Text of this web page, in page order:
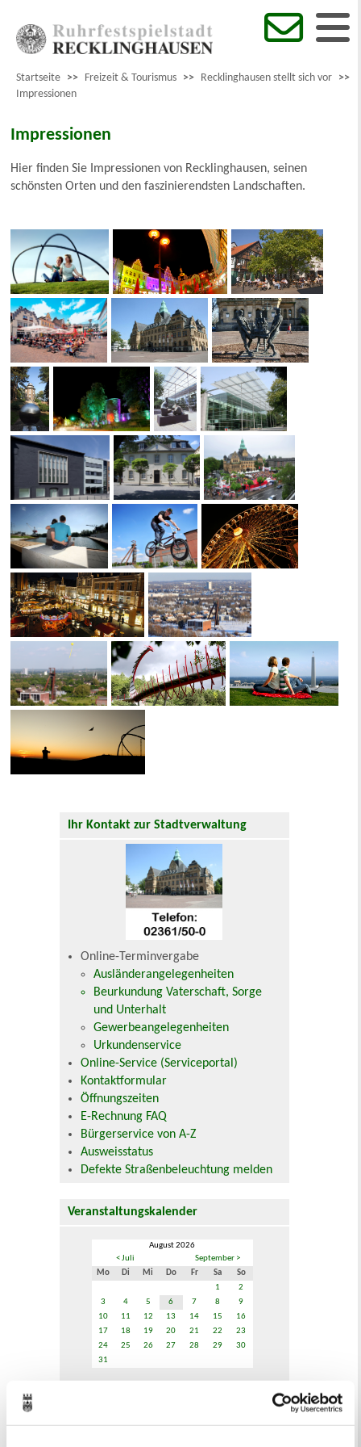
Startseite >> Freizeit & Tourismus >> Recklinghausen stellt sich vor >>
Impressionen
Impressionen
Hier finden Sie Impressionen von Recklinghausen, seinen
schönsten Orten und den faszinierendsten Landschaften.
Ihr Kontakt zur Stadtverwaltung
Online-Terminvergabe
Ausländerangelegenheiten
Beurkundung Vaterschaft, Sorge
und Unterhalt
Gewerbeangelegenheiten
Urkundenservice
Online-Service (Serviceportal)
Kontaktformular
Öffnungszeiten
E-Rechnung FAQ
Bürgerservice von A-Z
Ausweisstatus
Defekte Straßenbeleuchtung melden
Veranstaltungskalender
August 2026
< Juli
September >
Mo
Di Mi Do Fr Sa
So
1
2
3
4 5 6 7 8
9
10
11 12 13 14 15
16
17
18 19 20 21 22
23
24
25 26 27 28 29
30
31